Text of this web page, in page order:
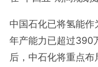
中国石化已将氢能
年产能力已超过390
后，中石化将重点